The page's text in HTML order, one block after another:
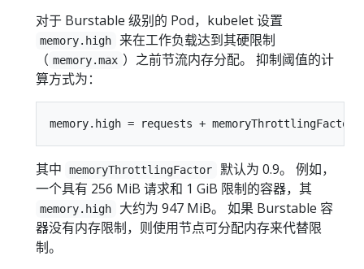
对于 Burstable 级别的 Pod，kubelet 设置
memory.high
来在工作负载达到其硬限制
（ memory.max ）之前节流内存分配。 抑制阈值的计
算方式为：
其中 memoryThrottlingFactor
默认为 0.9。 例如，
一个具有 256 MiB 请求和 1 GiB 限制的容器，其
memory.high
大约为 947 MiB。 如果 Burstable 容
器没有内存限制，则使用节点可分配内存来代替限
制。